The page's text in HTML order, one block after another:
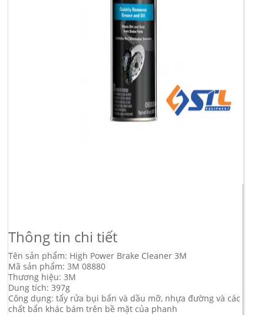
Thông tin chi tiết
Tên sản phẩm: High Power Brake Cleaner 3M
Mã sản phẩm: 3M 08880
Thương hiệu: 3M
Dung tích: 397g
Công dụng: tẩy rửa bụi bẩn và dầu mỡ, nhựa đường và các
chất bẩn khác bám trên bề mặt của phanh